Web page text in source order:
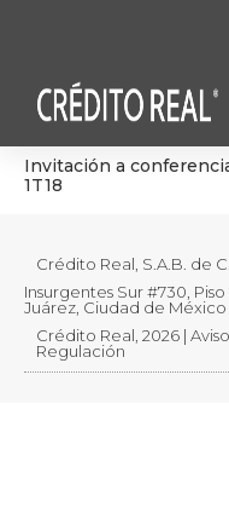
Invitación a
1T18
Crédito Real, S.A.B. de
Insurgentes Sur #730,
Juárez, Ciudad de México
Crédito Real, 2026 |
Regulación